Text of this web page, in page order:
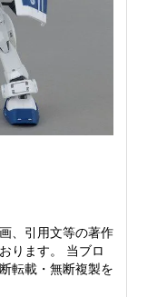
、引用文等の著作
ります。 当ブロ
転載・無断複製を